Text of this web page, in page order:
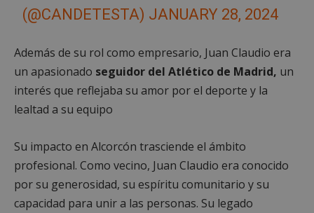
(@CANDETESTA) JANUARY 28, 2024
Además de su rol como empresario, Juan Claudio era
un apasionado seguidor del Atlético de Madrid, un
interés que reflejaba su amor por el deporte y la
lealtad a su equipo
Su impacto en Alcorcón trasciende el ámbito
profesional. Como vecino, Juan Claudio era conocido
por su generosidad, su espíritu comunitario y su
capacidad para unir a las personas. Su legado